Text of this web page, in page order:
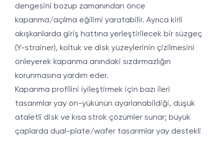
dengesini bozup zamanından önce
kapanma/açılma eğilimi yaratabilir. Ayrıca kirli
akışkanlarda giriş hattına yerleştirilecek bir süzgeç
(Y-strainer), koltuk ve disk yüzeylerinin çizilmesini
önleyerek kapanma anındaki sızdırmazlığın
korunmasına yardım eder.
Kapanma profilini iyileştirmek için bazı ileri
tasarımlar yay ön-yükünün ayarlanabildiği, düşük
ataletli disk ve kısa strok çözümler sunar; büyük
çaplarda dual-plate/wafer tasarımlar yay destekli